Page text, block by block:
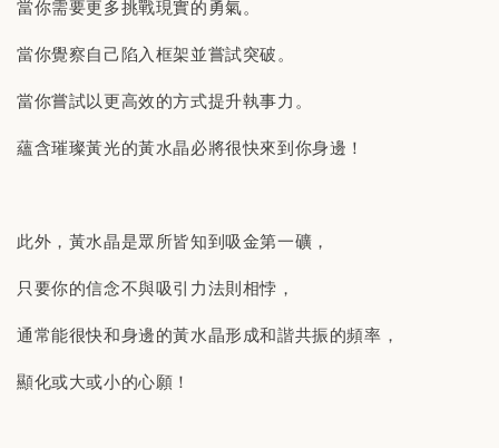
當你需要更多挑戰現實的勇氣。
當你覺察自己陷入框架並嘗試突破。
當你嘗試以更高效的方式提升執事力。
蘊含璀璨黃光的黃水晶必將很快來到你身邊！
此外，黃水晶是眾所皆知到吸金第一礦，
只要你的信念不與吸引力法則相悖，
通常能很快和身邊的黃水晶形成和諧共振的頻率，
顯化或大或小的心願！